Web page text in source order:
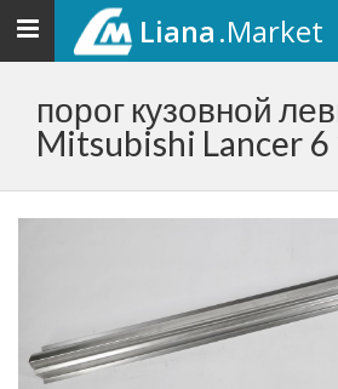
Toggle
navigation
Liana.Market
порог кузовной
Mitsubishi Lancer